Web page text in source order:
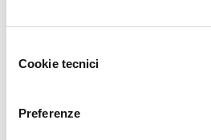
delCookie tecnici
Preferenze
Junior Supply Chain Specialist –